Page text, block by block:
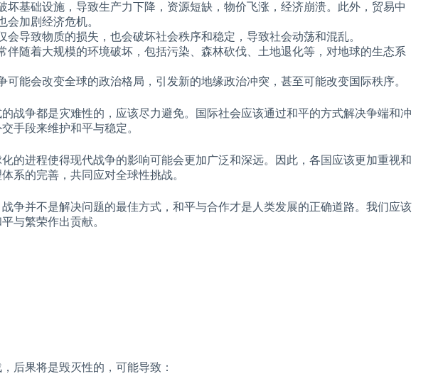
坏基础设施，导致生产力下降，资源短缺，物价飞涨，经济崩溃。此外，贸易中
会加剧经济危机。
会导致物质的损失，也会破坏社会秩序和稳定，导致社会动荡和混乱。
伴随着大规模的环境破坏，包括污染、森林砍伐、土地退化等，对地球的生态系
可能会改变全球的政治格局，引发新的地缘政治冲突，甚至可能改变国际秩序。
战争都是灾难性的，应该尽力避免。国际社会应该通过和平的方式解决争端和冲
手段来维护和平与稳定。
的进程使得现代战争的影响可能会更加广泛和深远。因此，各国应该更加重视和
系的完善，共同应对全球性挑战。
争并不是解决问题的最佳方式，和平与合作才是人类发展的正确道路。我们应该
与繁荣作出贡献。
后果将是毁灭性的，可能导致：